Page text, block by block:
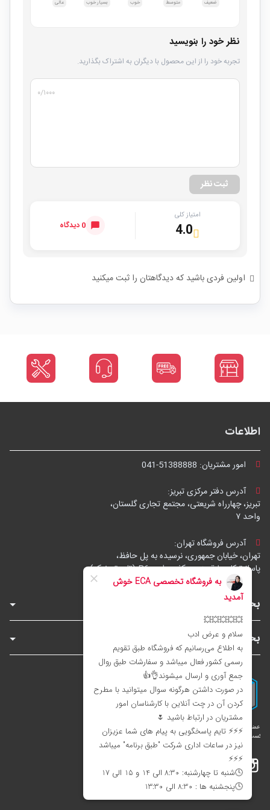
ضعیف متوسط خوب بسیار خوب عالی
نظر خود را بنویسید
تجربه خود را از این محصول با دیگران به اشتراک بگذارید.
۰/۱۰۰۰
ثبت نظر
امتیاز کلی
4.0 0 دیدگاه
اولین فردی باشید که دیدگاهتان را ثبت میکنید
اطلاعات
امور مشتریان: 041-51388888
آدرس دفتر مرکزی تبریز:
تبریز، چهارراه شریعتی، مجتمع تجاری گلستان،
واحد ۷
آدرس فروشگاه تهران:
تهران، خیابان جمهوری، نرسیده به پل حافظ،
پاساژ توکل، طبقه زیرهمکف، واحد B6 (تاپ ترونیک)
بخش‌های فروشگاه
بخش‌های سایت
اینستاگرام